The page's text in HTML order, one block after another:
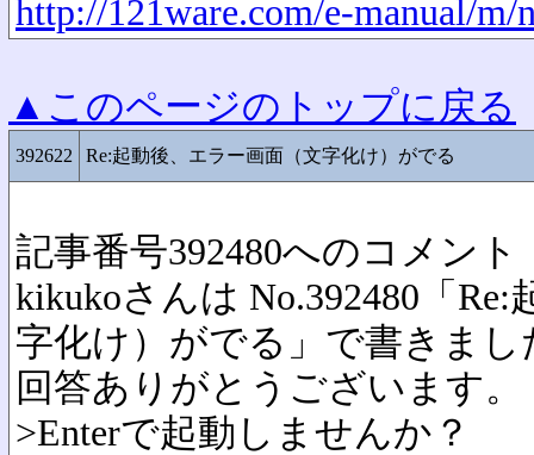
http://121ware.com/e-manual/
▲このページのトップに戻る
392622 Re:起動後、エラー画面（文字化け）がでる
記事番号392480へのコメント
kikukoさんは No.392480「
字化け）がでる」で書きまし
回答ありがとうございます。
>Enterで起動しませんか？